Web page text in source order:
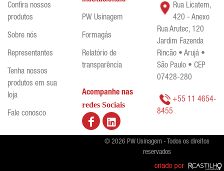
Confira nossos
produtos
Sobre nós
Representantes
Tenha nossos
produtos em sua
loja
Fale conosco
PW Usinagem
Formagás
Relatório de
transparência
Acompanhe nas
redes Sociais
Rua Licatem,
420 - Anexo
Rua Arutec, 120
Jardim Fazenda
Rincão • Arujá •
São Paulo • CEP
07428-280
+55 11 4654-
8455
© 2026 PW Usinagem - Todos os direitos
reservados